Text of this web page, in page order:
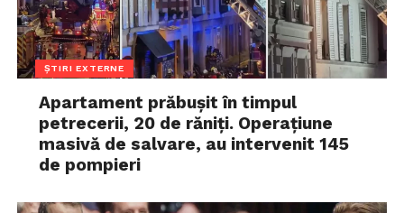
ȘTIRI EXTERNE
Apartament prăbușit în timpul
petrecerii, 20 de răniți. Operațiune
masivă de salvare, au intervenit 145
de pompieri